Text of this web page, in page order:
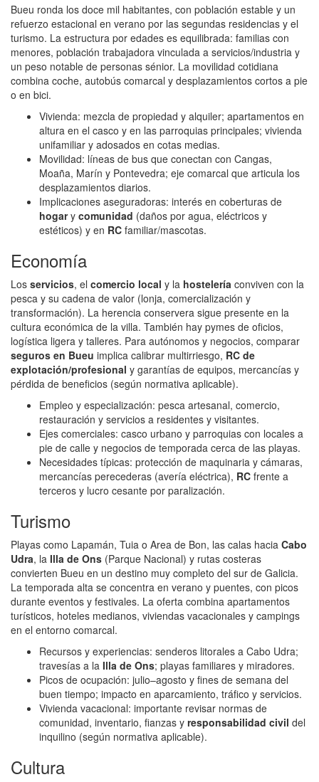
Bueu ronda los doce mil habitantes, con población estable y un
refuerzo estacional en verano por las segundas residencias y el
turismo. La estructura por edades es equilibrada: familias con
menores, población trabajadora vinculada a servicios/industria y
un peso notable de personas sénior. La movilidad cotidiana
combina coche, autobús comarcal y desplazamientos cortos a pie
o en bici.
Vivienda: mezcla de propiedad y alquiler; apartamentos en
altura en el casco y en las parroquias principales; vivienda
unifamiliar y adosados en cotas medias.
Movilidad: líneas de bus que conectan con Cangas,
Moaña, Marín y Pontevedra; eje comarcal que articula los
desplazamientos diarios.
Implicaciones aseguradoras: interés en coberturas de
hogary comunidad (daños por agua, eléctricos y
estéticos) y en RC familiar/mascotas.
Economía
Los servicios, el comercio local y la hostelería conviven con la
pesca y su cadena de valor (lonja, comercialización y
transformación). La herencia conservera sigue presente en la
cultura económica de la villa. También hay pymes de oficios,
logística ligera y talleres. Para autónomos y negocios, comparar
seguros en Bueu implica calibrar multirriesgo, RC de
explotación/profesional y garantías de equipos, mercancías y
pérdida de beneficios (según normativa aplicable).
Empleo y especialización: pesca artesanal, comercio,
restauración y servicios a residentes y visitantes.
Ejes comerciales: casco urbano y parroquias con locales a
pie de calle y negocios de temporada cerca de las playas.
Necesidades típicas: protección de maquinaria y cámaras,
mercancías perecederas (avería eléctrica), RC frente a
terceros y lucro cesante por paralización.
Turismo
Playas como Lapamán, Tuia o Area de Bon, las calas hacia Cabo
Udra, la Illa de Ons (Parque Nacional) y rutas costeras
convierten Bueu en un destino muy completo del sur de Galicia.
La temporada alta se concentra en verano y puentes, con picos
durante eventos y festivales. La oferta combina apartamentos
turísticos, hoteles medianos, viviendas vacacionales y campings
en el entorno comarcal.
Recursos y experiencias: senderos litorales a Cabo Udra;
travesías a la Illa de Ons; playas familiares y miradores.
Picos de ocupación: julio–agosto y fines de semana del
buen tiempo; impacto en aparcamiento, tráfico y servicios.
Vivienda vacacional: importante revisar normas de
comunidad, inventario, fianzas y responsabilidad civil del
inquilino (según normativa aplicable).
Cultura